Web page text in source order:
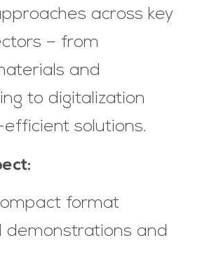
across key
– from
and
to digitalization
solutions.
format
demonstrations and